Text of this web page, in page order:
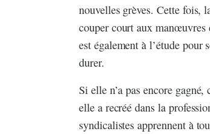
nouvelles grèves. Cette fois,
couper court aux manœuvres
est également à l’étude pour
durer.
Si elle n’a pas encore
elle a recréé dans la
syndicalistes apprennent à